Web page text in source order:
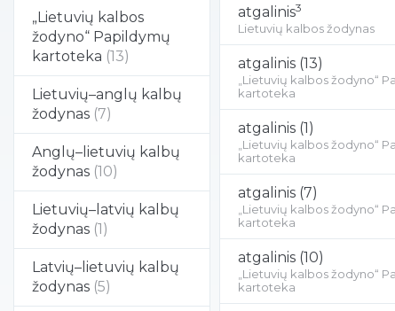
„Lietuvių kalbos
žodyno“ Papildymų
kartoteka (13)
Lietuvių–anglų kalbų
žodynas (7)
Anglų–lietuvių kalbų
žodynas (10)
Lietuvių–latvių kalbų
žodynas (1)
Latvių–lietuvių kalbų
žodynas (5)
atgalinis3
Lietuvių kalbos žodynas
atgalinis (13)
„Lietuvių kalbos žodyno“
kartoteka
atgalinis (1)
„Lietuvių kalbos žodyno“
kartoteka
atgalinis (7)
„Lietuvių kalbos žodyno“
kartoteka
atgalinis (10)
„Lietuvių kalbos žodyno“
kartoteka